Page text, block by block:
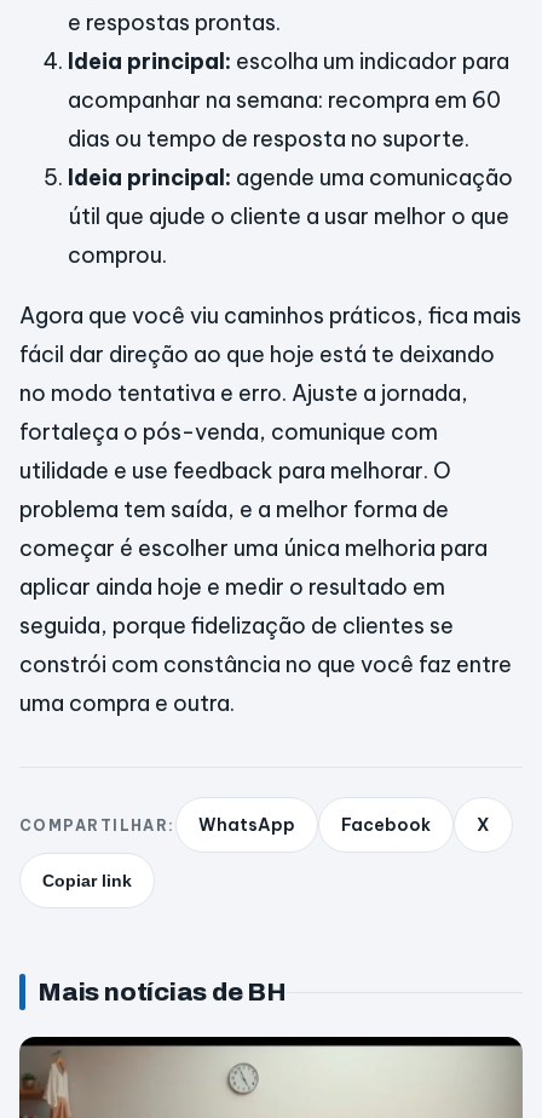
e respostas prontas.
Ideia principal: escolha um indicador para
acompanhar na semana: recompra em 60
dias ou tempo de resposta no suporte.
Ideia principal: agende uma comunicação
útil que ajude o cliente a usar melhor o que
comprou.
Agora que você viu caminhos práticos, fica mais
fácil dar direção ao que hoje está te deixando
no modo tentativa e erro. Ajuste a jornada,
fortaleça o pós-venda, comunique com
utilidade e use feedback para melhorar. O
problema tem saída, e a melhor forma de
começar é escolher uma única melhoria para
aplicar ainda hoje e medir o resultado em
seguida, porque fidelização de clientes se
constrói com constância no que você faz entre
uma compra e outra.
COMPARTILHAR: WhatsApp Facebook X
Copiar link
Mais notícias de BH